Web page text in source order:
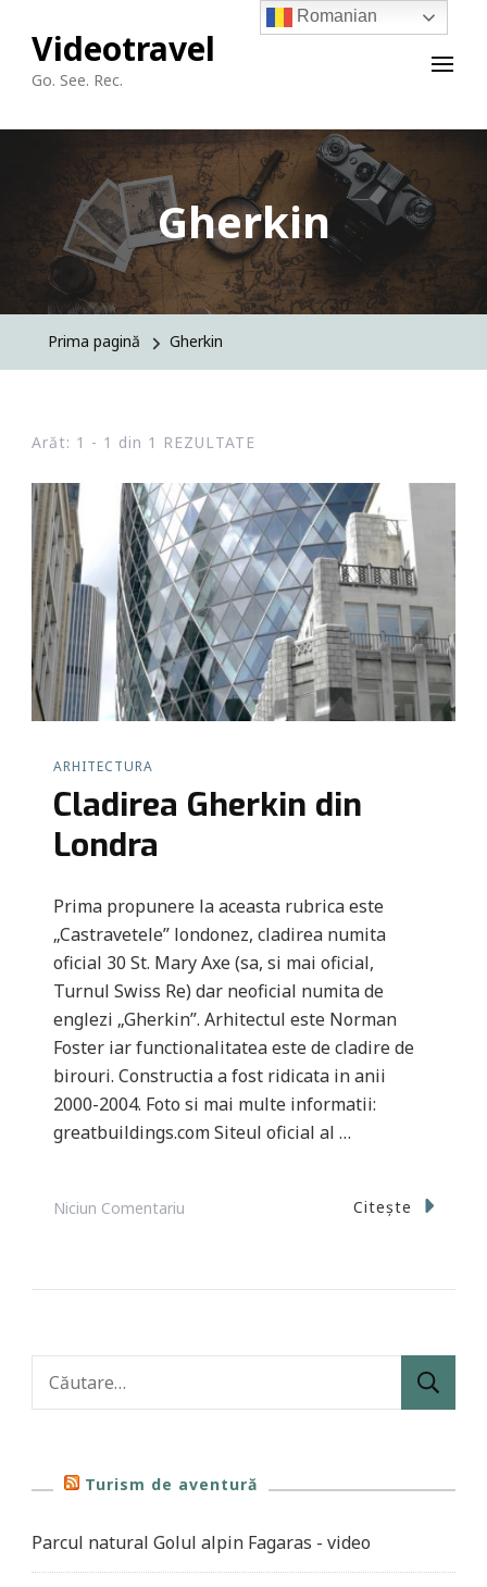
Videotravel
Go. See. Rec.
Gherkin
Prima pagină Gherkin
Arăt: 1 - 1 din 1 REZULTATE
ARHITECTURA
Cladirea Gherkin din
Londra
Prima propunere la aceasta rubrica este
„Castravetele” londonez, cladirea numita
oficial 30 St. Mary Axe (sa, si mai oficial,
Turnul Swiss Re) dar neoficial numita de
englezi „Gherkin”. Arhitectul este Norman
Foster iar functionalitatea este de cladire de
birouri. Constructia a fost ridicata in anii
2000-2004. Foto si mai multe informatii:
greatbuildings.com Siteul oficial al …
Niciun Comentariu Citește
Caută
Turism de aventură
Parcul natural Golul alpin Fagaras - video
Romanian